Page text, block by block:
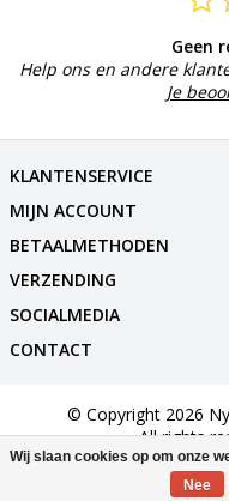
Geen
Help ons en andere
Je
KLANTENSERVICE
MIJN ACCOUNT
BETAALMETHODEN
VERZENDING
SOCIALMEDIA
CONTACT
© Copyright 2026
All rights
Wij slaan cookies op om onze
Nee